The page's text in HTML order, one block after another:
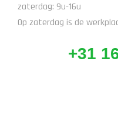
zaterdag: 9u-16u
Op zaterdag is de
+31